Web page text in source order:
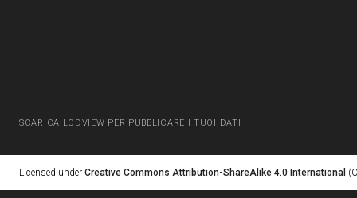
SCARICA LODVIEW PER PUBBLICARE I TUOI DATI
Licensed under Creative Commons Attribution-ShareAlike 4.0 International